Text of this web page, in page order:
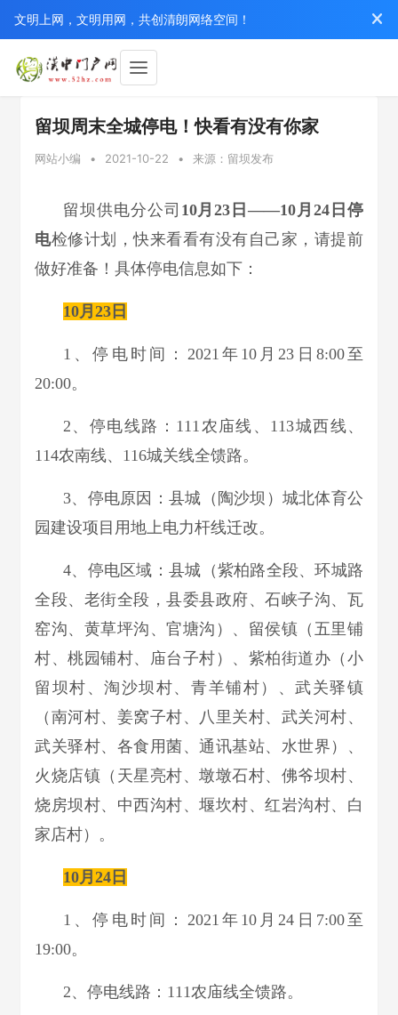
文明上网，文明用网，共创清朗网络空间！
留坝周末全城停电！快看有没有你家
网站小编 • 2021-10-22 • 来源：留坝发布
留坝供电分公司 10月23日——10月24日停
电检修计划，快来看看有没有自己家，请提前
做好准备！具体停电信息如下：
10月23日
1、停电时间：2021年10月23日8:00至
20:00。
2、停电线路：111农庙线、113城西线、
114农南线、116城关线全馈路。
3、停电原因：县城（陶沙坝）城北体育公
园建设项目用地上电力杆线迁改。
4、停电区域：县城（紫柏路全段、环城路
全段、老街全段，县委县政府、石峡子沟、瓦
窑沟、黄草坪沟、官塘沟）、留侯镇（五里铺
村、桃园铺村、庙台子村）、紫柏街道办（小
留坝村、淘沙坝村、青羊铺村）、武关驿镇
（南河村、姜窝子村、八里关村、武关河村、
武关驿村、各食用菌、通讯基站、水世界）、
火烧店镇（天星亮村、墩墩石村、佛爷坝村、
烧房坝村、中西沟村、堰坎村、红岩沟村、白
家店村）。
10月24日
1、停电时间：2021年10月24日7:00至
19:00。
2、停电线路：111农庙线全馈路。